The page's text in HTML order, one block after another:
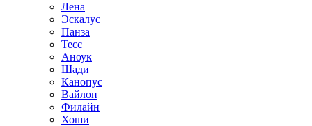
Лена
Эскалус
Панза
Тесс
Аноук
Шади
Канопус
Вайлон
Филайн
Хоши